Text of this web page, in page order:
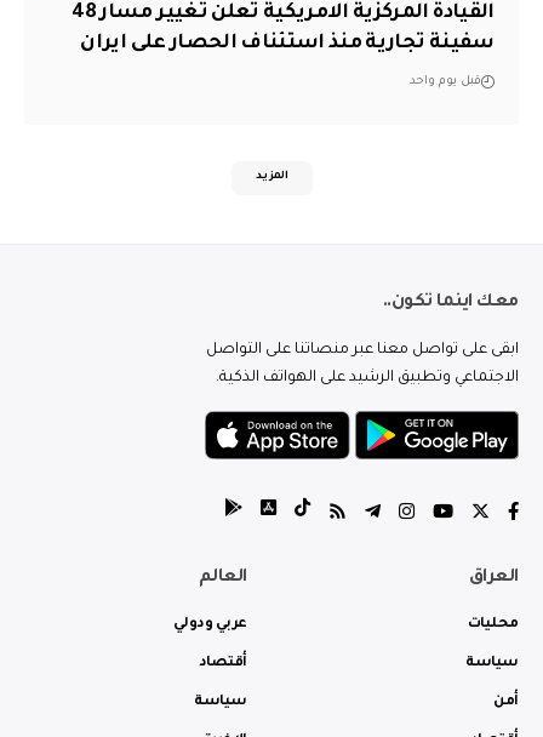
القيادة المركزية الامريكية تعلن تغيير مسار 48
سفينة تجارية منذ استئناف الحصار على ايران
قبل يوم واحد
المزيد
معك اينما تكون..
ابقى على تواصل معنا عبر منصاتنا على التواصل
الاجتماعي وتطبيق الرشيد على الهواتف الذكية.
العراق
محليات
سياسة
أمن
العالم
عربي ودولي
أقتصاد
سياسة